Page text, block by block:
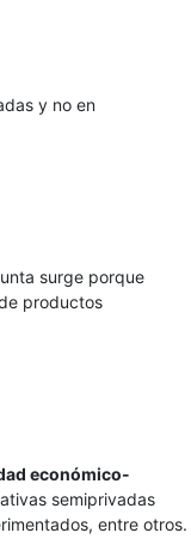
ayudarte a
escribirme
y no en
surge porque
productos
económico-
semiprivadas
entre otros.